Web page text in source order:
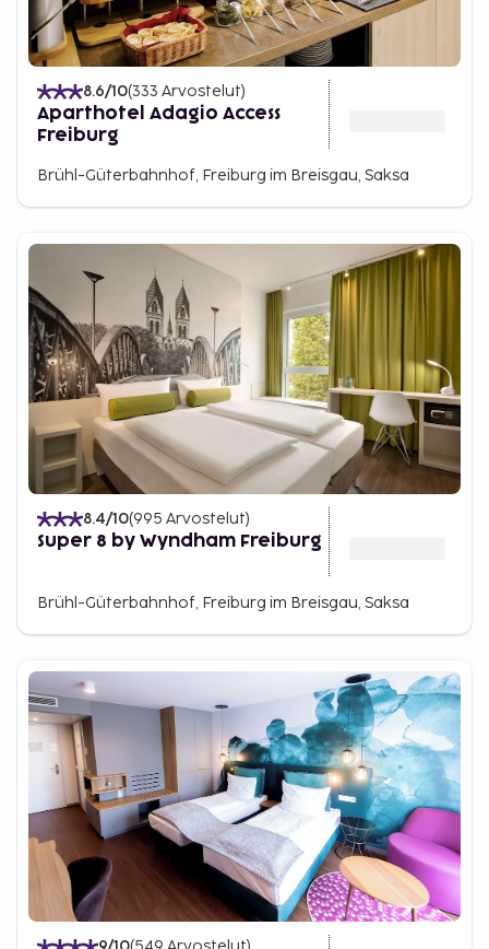
8.6/10(333 Arvostelut)
Aparthotel Adagio Access
Freiburg
Brühl-Güterbahnhof, Freiburg im Breisgau, Saksa
8.4/10(995 Arvostelut)
Super 8 by Wyndham Freiburg
Brühl-Güterbahnhof, Freiburg im Breisgau, Saksa